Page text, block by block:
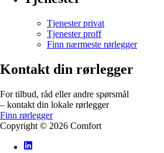
Tjenester privat
Tjenester proff
Finn nærmeste rørlegger
Kontakt din rørlegger
For tilbud, råd eller andre spørsmål
– kontakt din lokale rørlegger
Finn rørlegger
Copyright © 2026 Comfort